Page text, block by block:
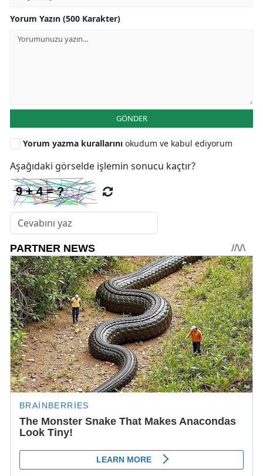
Yorum Yazın (500 Karakter)
GÖNDER
Yorum yazma kurallarını okudum ve kabul ediyorum
Aşağıdaki görselde işlemin sonucu kaçtır?